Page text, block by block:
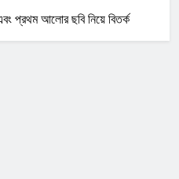
প্রথম আলোর ছবি নিয়ে বিতর্ক